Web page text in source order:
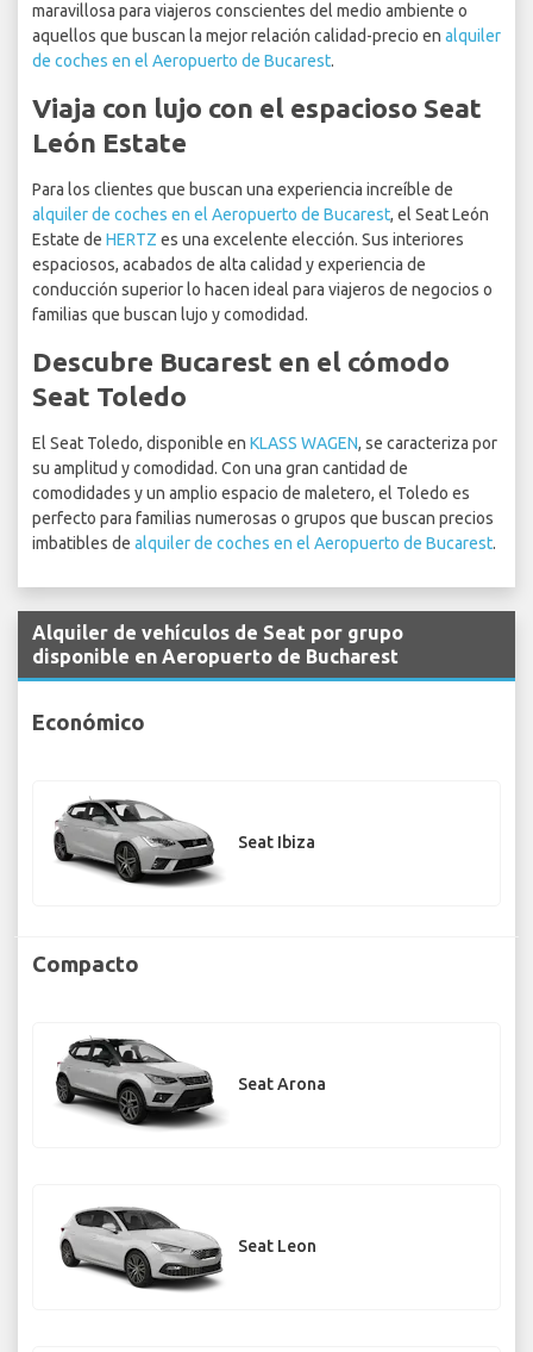
maravillosa para viajeros conscientes del medio ambiente o
aquellos que buscan la mejor relación calidad-precio en alquiler
de coches en el Aeropuerto de Bucarest.
Viaja con lujo con el espacioso Seat
León Estate
Para los clientes que buscan una experiencia increíble de
alquiler de coches en el Aeropuerto de Bucarest, el Seat León
Estate de HERTZ es una excelente elección. Sus interiores
espaciosos, acabados de alta calidad y experiencia de
conducción superior lo hacen ideal para viajeros de negocios o
familias que buscan lujo y comodidad.
Descubre Bucarest en el cómodo
Seat Toledo
El Seat Toledo, disponible en KLASS WAGEN, se caracteriza por
su amplitud y comodidad. Con una gran cantidad de
comodidades y un amplio espacio de maletero, el Toledo es
perfecto para familias numerosas o grupos que buscan precios
imbatibles de alquiler de coches en el Aeropuerto de Bucarest.
Alquiler de vehículos de Seat por grupo
disponible en Aeropuerto de Bucharest
Económico
Seat Ibiza
Compacto
Seat Arona
Seat Leon